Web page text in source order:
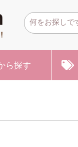
ら探す